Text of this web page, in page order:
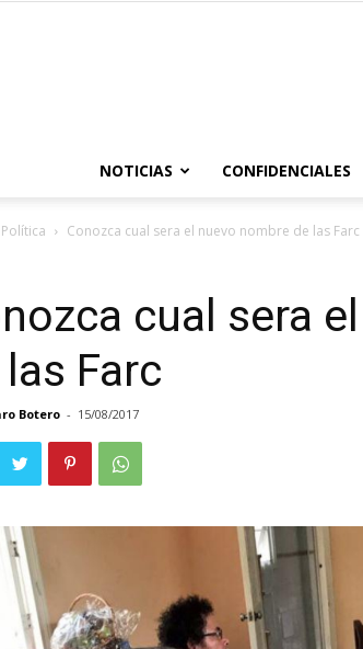
NOTICIAS CONFIDENCIALES
Política Conozca cual sera el nuevo nombre de las Farc
cual sera
Farc
Botero - 15/08/2017